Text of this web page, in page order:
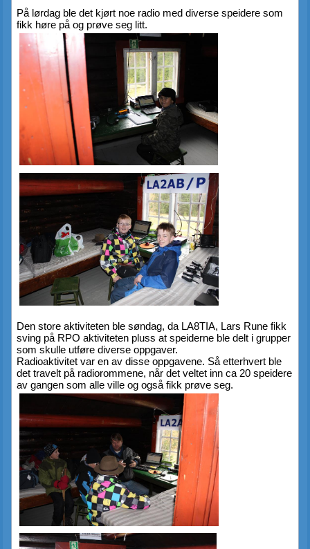
På lørdag ble det kjørt noe radio med diverse speidere som
fikk høre på og prøve seg litt.
Den store aktiviteten ble søndag, da LA8TIA, Lars Rune fikk
sving på RPO aktiviteten pluss at speiderne ble delt i grupper
som skulle utføre diverse oppgaver.
Radioaktivitet var en av disse oppgavene. Så etterhvert ble
det travelt på radiorommene, når det veltet inn ca 20 speidere
av gangen som alle ville og også fikk prøve seg.